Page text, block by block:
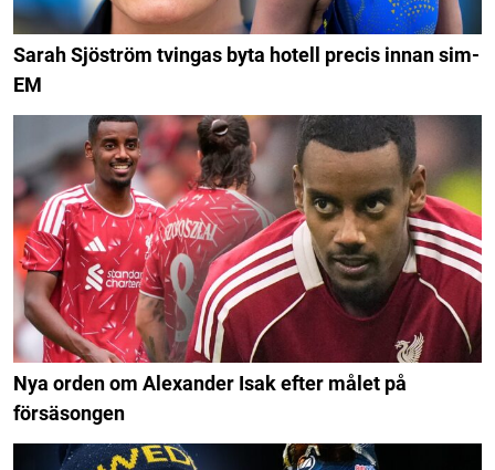
Sarah Sjöström tvingas byta hotell precis innan sim-
EM
Nya orden om Alexander Isak efter målet på
försäsongen